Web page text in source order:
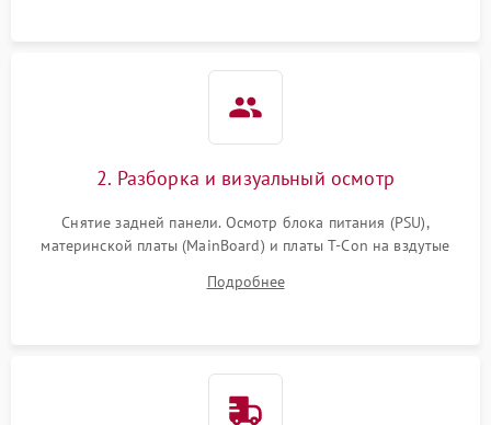
2. Разборка и визуальный осмотр
Снятие задней панели. Осмотр блока питания (PSU),
материнской платы (MainBoard) и платы T-Con на вздутые
Проверка надежности фиксации и целостности шлейфов.
Подробнее